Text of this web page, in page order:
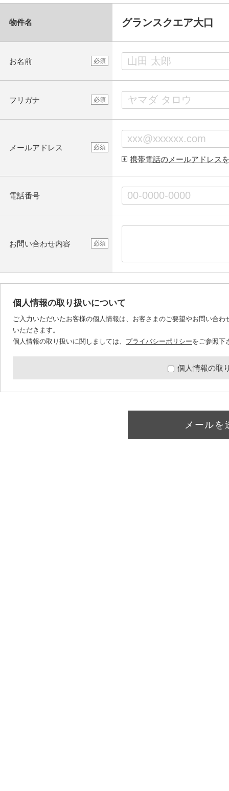
物件名 グランスクエア大口
お名前 必須
フリガナ 必須
メールアドレス 必須
携帯電話のメールアドレス
電話番号
お問い合わせ内容 必須
個人情報の取り扱いについて
ご入力いただいたお客様の個人情報は、お客さまのご要望やお問い合
いただきます。
個人情報の取り扱いに関しましては、 プライバシーポリシーをご参照下
個人情報の取
メールを